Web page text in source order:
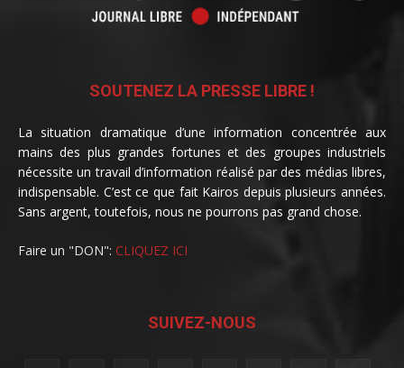
SOUTENEZ LA PRESSE LIBRE !
La situation dramatique d’une information concentrée aux
mains des plus grandes fortunes et des groupes industriels
nécessite un travail d’information réalisé par des médias libres,
indispensable. C’est ce que fait Kairos depuis plusieurs années.
Sans argent, toutefois, nous ne pourrons pas grand chose.
Faire un "DON": CLIQUEZ ICI
SUIVEZ-NOUS